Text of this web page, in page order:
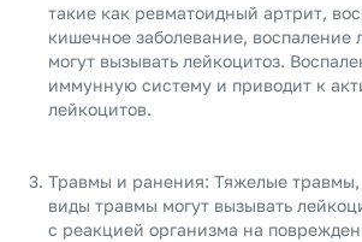
такие как ревматоидный артрит,
кишечное заболевание, воспаление
могут вызывать лейкоцитоз.
иммунную систему и приводит к
лейкоцитов.
Травмы и ранения: Тяжелые травмы,
виды травмы могут вызывать
с реакцией организма на